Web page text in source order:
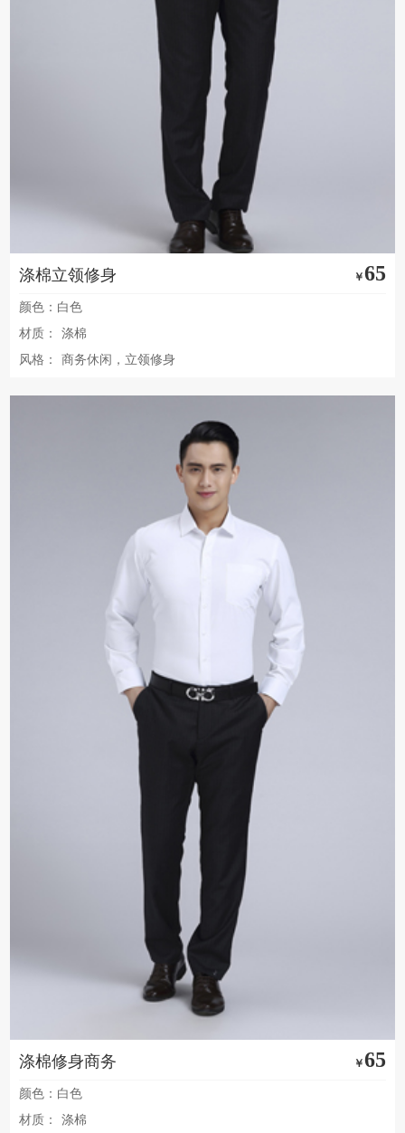
涤棉立领修身 ￥65
颜色：白色
材质：
涤棉
风格：
商务休闲，立领修身
涤棉修身商务 ￥65
颜色：白色
材质：
涤棉